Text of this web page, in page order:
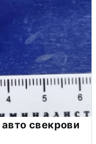
свекрови